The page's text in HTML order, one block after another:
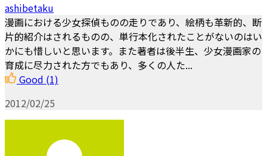
ashibetaku
漫画における少女探偵ものの走りであり、絵柄も革新的、断
片的紹介はされるものの、単行本化されたことがないのはい
かにも惜しいと思います。また著者は後半生、少女漫画家の
育成に尽力された方でもあり、多くの人た...
Good (1)
2012/02/25